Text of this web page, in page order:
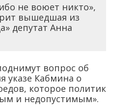
не воюет никто»,
вышедшая из
депутат Анна
вопрос об
указе Кабмина о
которое политик
и недопустимым».